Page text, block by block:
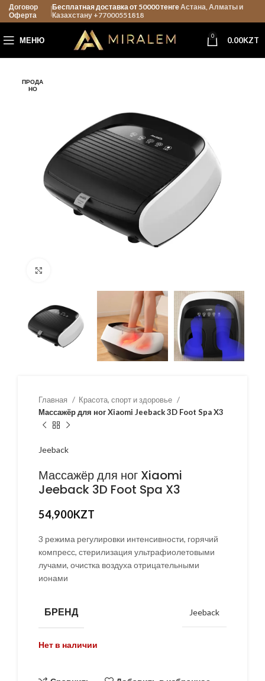
Договор
Оферта
Бесплатная доставка от 50000 тенгеАстана, Алматы и
Казахстану +77000551818
МЕНЮ 0 0.00KZT
ПРОДА
НО
Главная
Красота, спорт и здоровье
Массажёр для ног Xiaomi Jeeback 3D Foot Spa X3
Jeeback
Массажёр для ног Xiaomi
Jeeback 3D Foot Spa X3
54,900KZT
3 режима регулировки интенсивности, горячий
компресс, стерилизация ультрафиолетовыми
лучами, очистка воздуха отрицательными
ионами
БРЕНД Jeeback
Нет в наличии